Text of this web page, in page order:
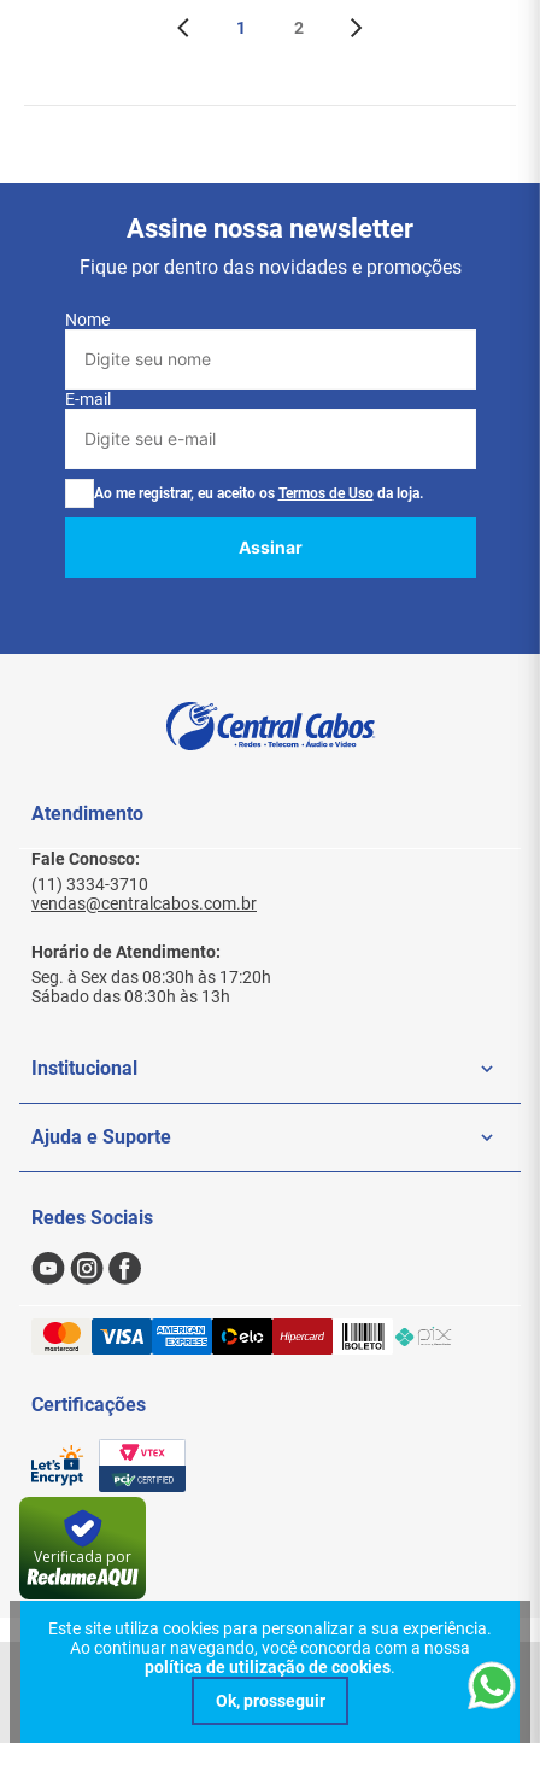
Este site utiliza cookies para personalizar a sua experiência.
Ao continuar navegando, você concorda com a nossa
política de utilização de cookies.
1 2
Assine nossa newsletter
Fique por dentro das novidades e promoções
Nome
E-mail
Ao me registrar, eu aceito os Termos de Uso da loja.
Assinar
Atendimento
Fale Conosco:
(11) 3334-3710
vendas@centralcabos.com.br
Horário de Atendimento:
Seg. à Sex das 08:30h às 17:20h
Sábado das 08:30h às 13h
Institucional
Quem Somos
Nossas Lojas
Formas de Pagamento
Trocas e Devoluções
Ajuda e Suporte
Sac
Redes Sociais
Certificações
Verificada por
© 2024, Central Cabos Com. Conex. Elet. Ltda - Eireli. Todos os direitos
reservados. Rua Aurora, 154 - Santa Efigênia - São Paulo - SP. CEP: